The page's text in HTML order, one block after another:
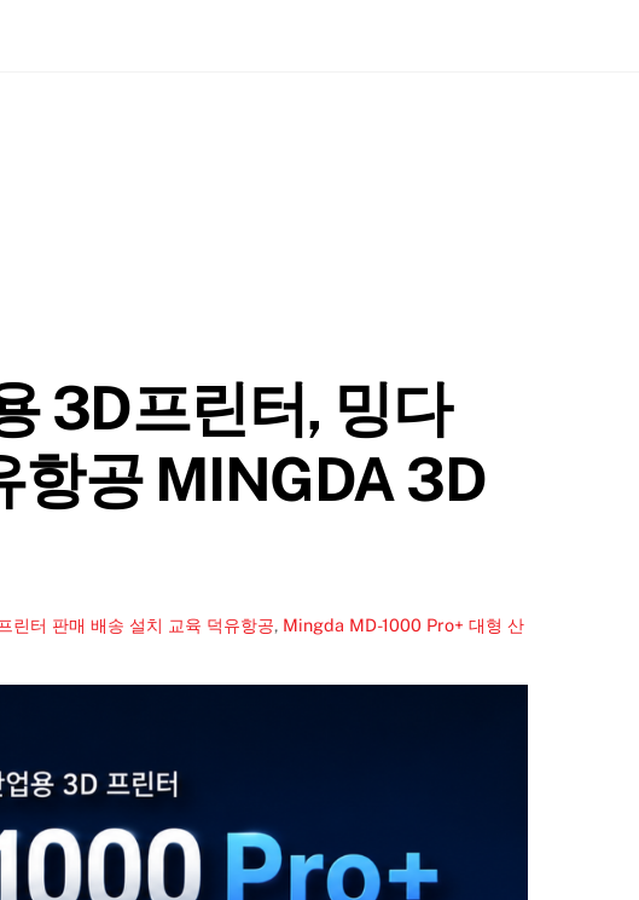
3D프린터, 밍다
항공 MINGDA 3D
린터 판매 배송 설치 교육 덕유항공, Mingda MD-1000 Pro+ 대형 산